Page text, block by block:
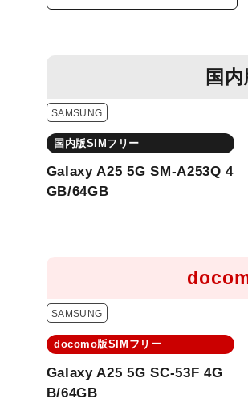
国
SAMSUNG
国内版SIMフリー
Galaxy A25 5G SM-A253Q 4
GB/64GB
SAMSUNG
docomo版SIMフリー
Galaxy A25 5G SC-53F 4G
B/64GB